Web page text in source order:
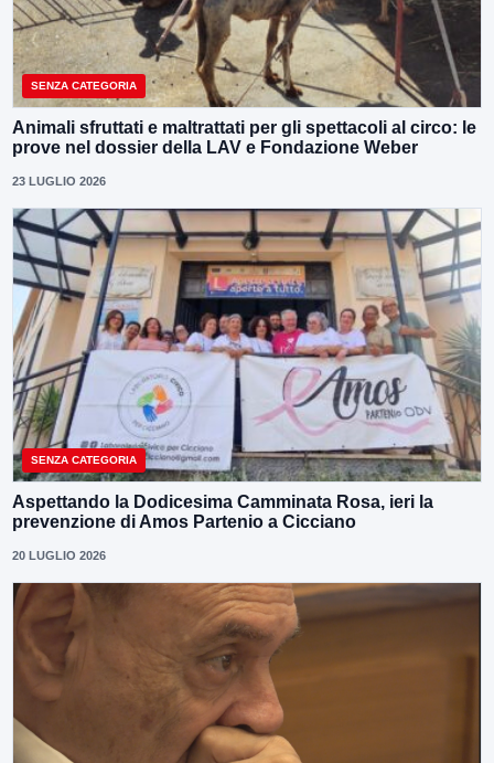
SENZA CATEGORIA
Animali sfruttati e maltrattati per gli spettacoli al circo: le
prove nel dossier della LAV e Fondazione Weber
23 LUGLIO 2026
SENZA CATEGORIA
Aspettando la Dodicesima Camminata Rosa, ieri la
prevenzione di Amos Partenio a Cicciano
20 LUGLIO 2026